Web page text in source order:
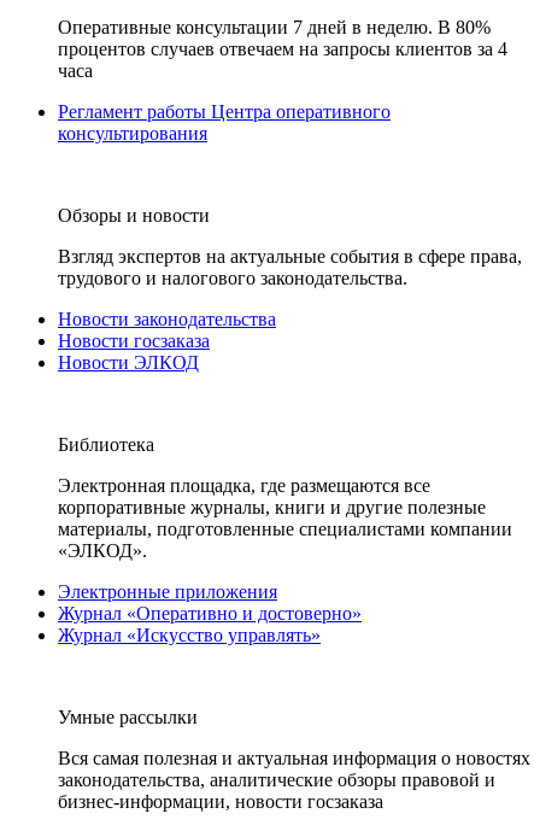
Оперативные консультации 7 дней в неделю. В 80%
процентов случаев отвечаем на запросы клиентов за 4
часа
Регламент работы Центра оперативного
консультирования
Обзоры и новости
Взгляд экспертов на актуальные события в сфере права,
трудового и налогового законодательства.
Новости законодательства
Новости госзаказа
Новости ЭЛКОД
Библиотека
Электронная площадка, где размещаются все
корпоративные журналы, книги и другие полезные
материалы, подготовленные специалистами компании
«ЭЛКОД».
Электронные приложения
Журнал «Оперативно и достоверно»
Журнал «Искусство управлять»
Умные рассылки
Вся самая полезная и актуальная информация о новостях
законодательства, аналитические обзоры правовой и
бизнес-информации, новости госзаказа